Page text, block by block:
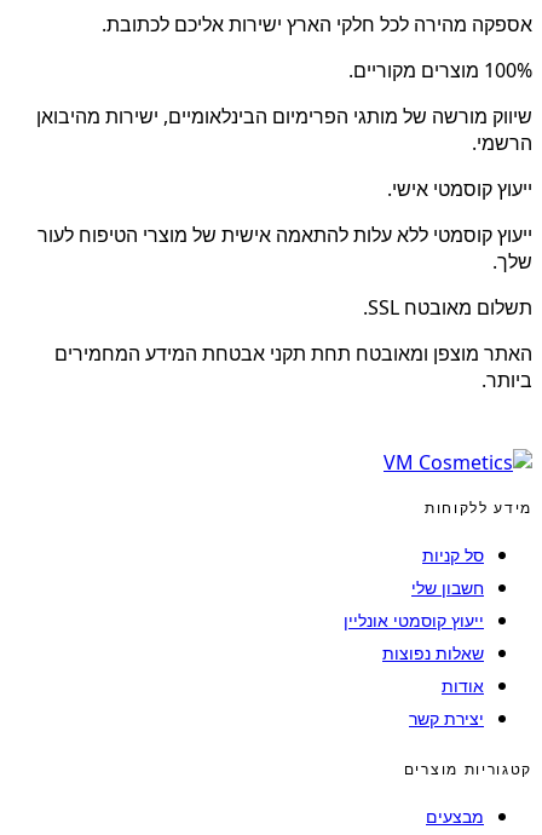
אספקה מהירה לכל חלקי הארץ ישירות אליכם לכתובת.
100% מוצרים מקוריים.
שיווק מורשה של מותגי הפרימיום הבינלאומיים, ישירות מהיבואן
הרשמי.
ייעוץ קוסמטי אישי.
ייעוץ קוסמטי ללא עלות להתאמה אישית של מוצרי הטיפוח לעור
שלך.
תשלום מאובטח SSL.
האתר מוצפן ומאובטח תחת תקני אבטחת המידע המחמירים
ביותר.
מידע ללקוחות
סל קניות
חשבון שלי
ייעוץ קוסמטי אונליין
שאלות נפוצות
אודות
יצירת קשר
קטגוריות מוצרים
מבצעים